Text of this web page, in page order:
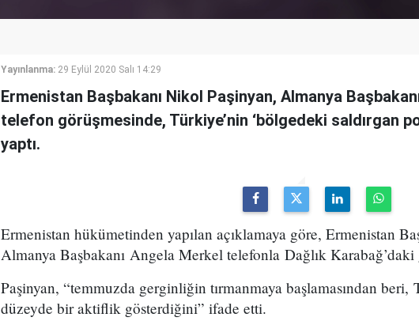
Yayınlanma: 29 Eylül 2020 Salı 14:29
Ermenistan Başbakanı Nikol Paşinyan, Almanya
telefon görüşmesinde, Türkiye’nin ‘bölgedeki saldırgan
yaptı.
Ermenistan hükümetinden yapılan açıklamaya göre, Ermenistan
Almanya Başbakanı Angela Merkel telefonla Dağlık
Paşinyan, “temmuzda gerginliğin tırmanmaya başlamasından
düzeyde bir aktiflik gösterdiğini” ifade etti.